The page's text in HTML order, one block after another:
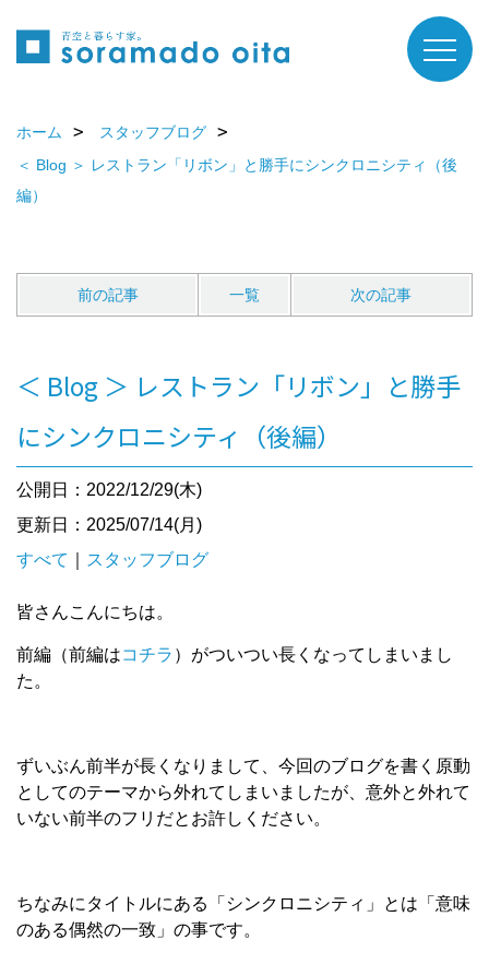
ホーム
スタッフブログ
＜ Blog ＞ レストラン「リボン」と勝手にシンクロニシティ（後
編）
前の記事 一覧 次の記事
＜ Blog ＞ レストラン「リボン」と勝手
にシンクロニシティ（後編）
公開日：2022/12/29(木)
更新日：2025/07/14(月)
すべて
スタッフブログ
皆さんこんにちは。
前編（前編はコチラ ）がついつい長くなってしまいまし
た。
ずいぶん前半が長くなりまして、今回のブログを書く原動
としてのテーマから外れてしまいましたが、意外と外れて
いない前半のフリだとお許しください。
ちなみにタイトルにある「シンクロニシティ」とは「意味
のある偶然の一致」の事です。